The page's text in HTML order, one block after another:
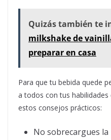
Quizás también te
milkshake de
preparar en casa
Para que tu bebida quede
a todos con tus
estos consejos prácticos:
No sobrecargues la